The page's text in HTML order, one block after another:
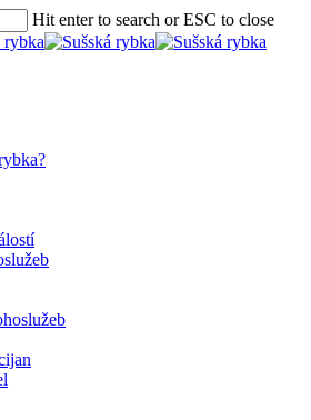
Hit enter to search or ESC to close